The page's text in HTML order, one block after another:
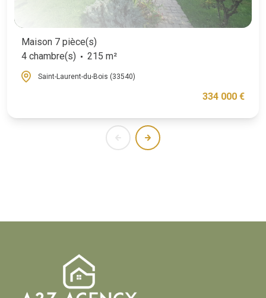
Maison 7 pièce(s)
4 chambre(s)
215 m²
Saint-Laurent-du-Bois (33540)
334 000 €